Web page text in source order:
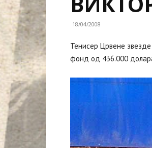
18/04/2008
Тенисер Црвене
фонд од 436.000